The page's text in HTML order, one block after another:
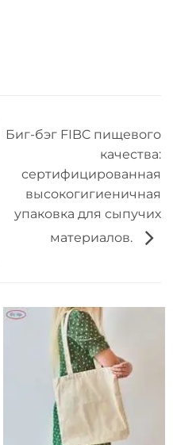
Биг-бэг FIBC пищевого
качества:
сертифицированная
высокогигиеничная
упаковка для сыпучих
материалов.